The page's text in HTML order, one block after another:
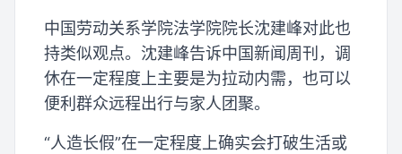
中国劳动关系学院法学院院长沈建峰对此也
持类似观点。沈建峰告诉中国新闻周刊，调
休在一定程度上主要是为拉动内需，也可以
便利群众远程出行与家人团聚。
“人造长假”在一定程度上确实会打破生活或